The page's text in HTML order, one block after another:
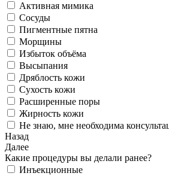
Активная мимика
Сосуды
Пигментные пятна
Морщины
Избыток объёма
Высыпания
Дряблость кожи
Сухость кожи
Расширенные поры
Жирность кожи
Не знаю, мне необходима
Назад
Далее
Какие процедуры вы делали ранее?
Инъекционные